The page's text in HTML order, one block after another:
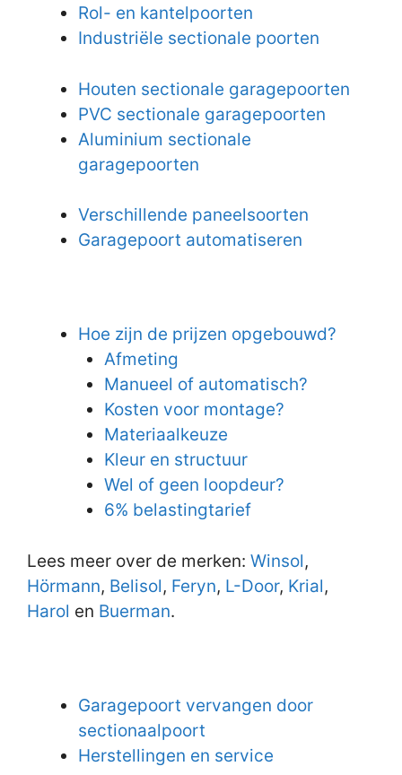
Rol- en kantelpoorten
Industriële sectionale poorten
Houten sectionale garagepoorten
PVC sectionale garagepoorten
Aluminium sectionale
garagepoorten
Verschillende paneelsoorten
Garagepoort automatiseren
Hoe zijn de prijzen opgebouwd?
Afmeting
Manueel of automatisch?
Kosten voor montage?
Materiaalkeuze
Kleur en structuur
Wel of geen loopdeur?
6% belastingtarief
Lees meer over de merken: Winsol,
Hörmann, Belisol, Feryn, L-Door, Krial,
Harol en Buerman.
Garagepoort vervangen door
sectionaalpoort
Herstellingen en service